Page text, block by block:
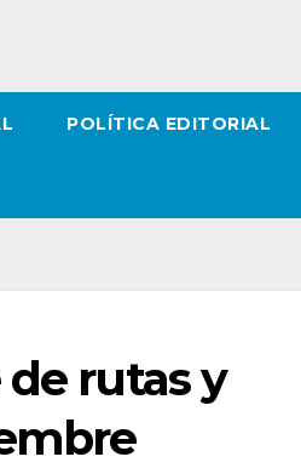
POLÍTICA EDITORIAL
rutas y